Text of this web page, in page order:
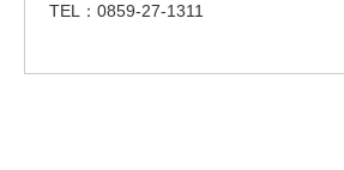
TEL：0859-27-1311